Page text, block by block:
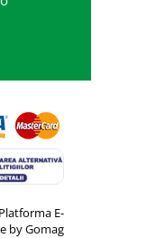
Platforma E-
by Gomag